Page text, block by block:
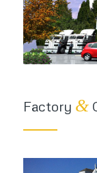
Factory &